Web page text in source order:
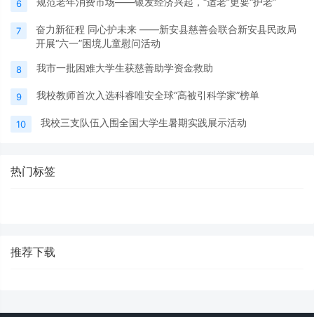
6
7
奋力新征程 同心护未来 ——新安县慈善会联合新安县民政局
开展“六一”困境儿童慰问活动
8 我市一批困难大学生获慈善助学资金救助
9 我校教师首次入选科睿唯安全球“高被引科学家”榜单
10 我校三支队伍入围全国大学生暑期实践展示活动
热门标签
推荐下载